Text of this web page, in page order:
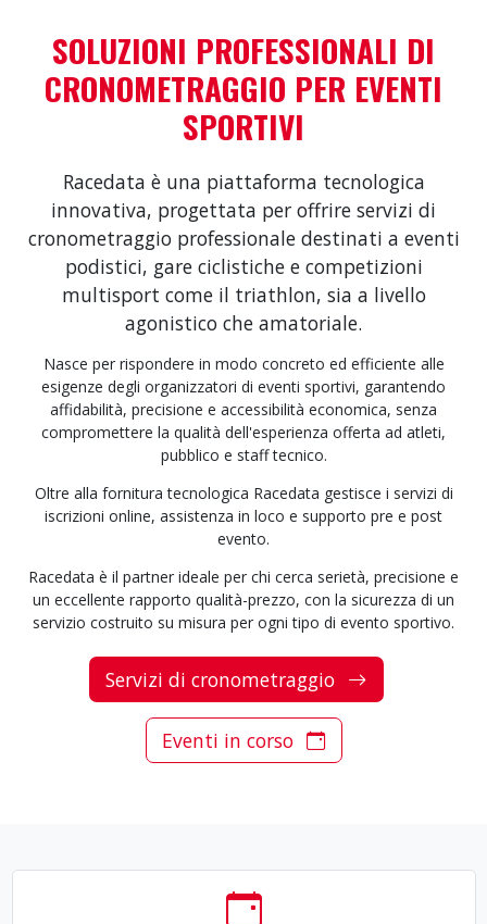
Utilizzo della piattaforma gratis
per gli organizzatori
Pubblica la gara, gestisci le iscrizioni online e ricevi
supporto gratuito: per gli organizzatori non costa
Scopri di più
SOLUZIONI PROFESSIONALI DI
CRONOMETRAGGIO PER EVENTI
SPORTIVI
Racedata è una piattaforma tecnologica
innovativa, progettata per offrire servizi di
cronometraggio professionale destinati a eventi
podistici, gare ciclistiche e competizioni
multisport come il triathlon, sia a livello
agonistico che amatoriale.
Nasce per rispondere in modo concreto ed efficiente alle
esigenze degli organizzatori di eventi sportivi, garantendo
affidabilità, precisione e accessibilità economica, senza
compromettere la qualità dell'esperienza offerta ad atleti,
pubblico e staff tecnico.
Oltre alla fornitura tecnologica Racedata gestisce i servizi di
iscrizioni online, assistenza in loco e supporto pre e post
evento.
Racedata è il partner ideale per chi cerca serietà, precisione e
un eccellente rapporto qualità-prezzo, con la sicurezza di un
servizio costruito su misura per ogni tipo di evento sportivo.
Servizi di cronometraggio
Eventi in corso